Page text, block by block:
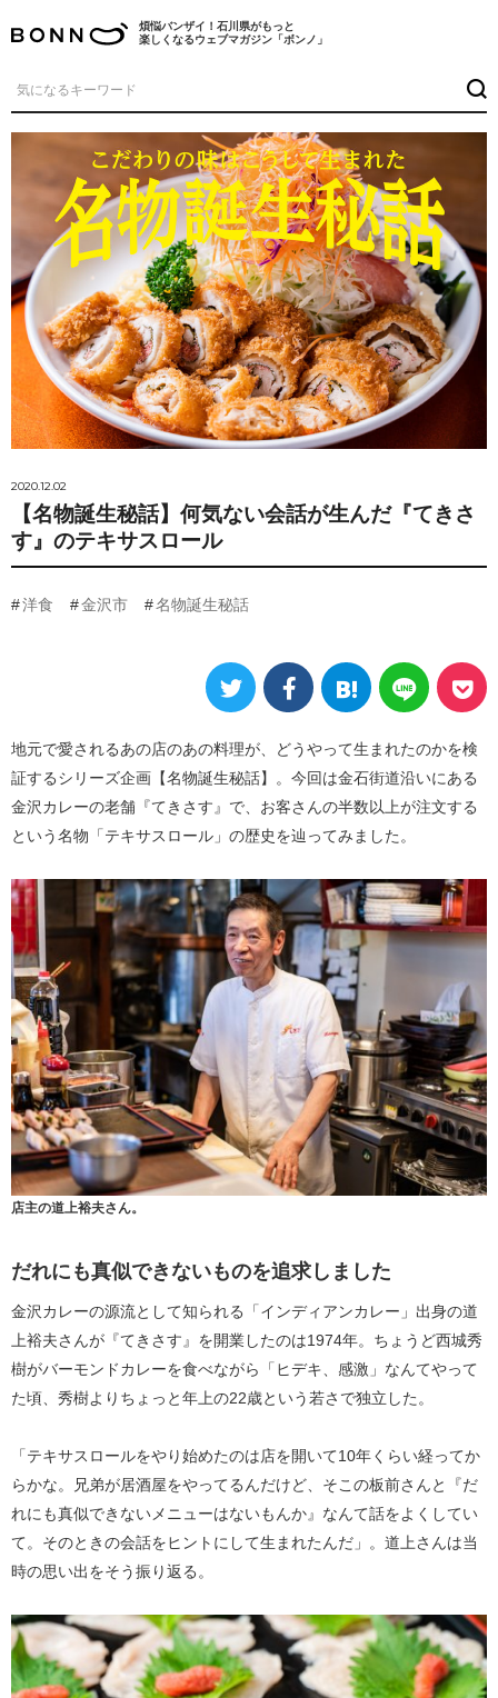
煩悩バンザイ！石川県がもっと
楽しくなるウェブマガジン「ボンノ」
2020.12.02
【名物誕生秘話】何気ない会話が生んだ『てきさ
す』のテキサスロール
洋食 金沢市 名物誕生秘話
地元で愛されるあの店のあの料理が、どうやって生まれたのかを検
証するシリーズ企画【名物誕生秘話】。今回は金石街道沿いにある
金沢カレーの老舗『てきさす』で、お客さんの半数以上が注文する
という名物「テキサスロール」の歴史を辿ってみました。
店主の道上裕夫さん。
だれにも真似できないものを追求しました
金沢カレーの源流として知られる「インディアンカレー」出身の道
上裕夫さんが『てきさす』を開業したのは1974年。ちょうど西城秀
樹がバーモンドカレーを食べながら「ヒデキ、感激」なんてやって
た頃、秀樹よりちょっと年上の22歳という若さで独立した。
「テキサスロールをやり始めたのは店を開いて10年くらい経ってか
らかな。兄弟が居酒屋をやってるんだけど、そこの板前さんと『だ
れにも真似できないメニューはないもんか』なんて話をよくしてい
て。そのときの会話をヒントにして生まれたんだ」。道上さんは当
時の思い出をそう振り返る。